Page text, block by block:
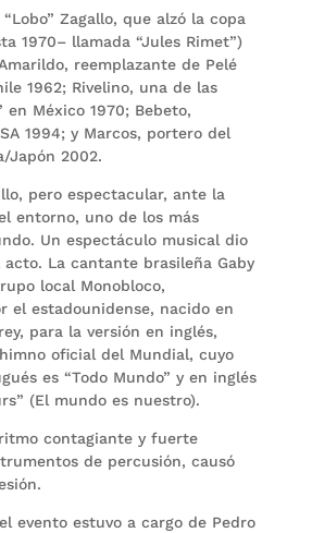
Zagallo, que alzó la copa
1970– llamada “Jules Rimet”)
reemplazante de Pelé
1962; Rivelino, una de las
México 1970; Bebeto,
1994; y Marcos, portero del
Japón 2002.
pero espectacular, ante la
entorno, uno de los más
Un espectáculo musical dio
La cantante brasileña Gaby
local Monobloco,
el estadounidense, nacido en
para la versión en inglés,
oficial del Mundial, cuyo
es “Todo Mundo” y en inglés
(El mundo es nuestro).
contagiante y fuerte
de percusión, causó
evento estuvo a cargo de Pedro